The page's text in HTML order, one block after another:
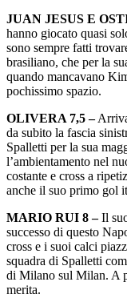
JUAN JESUS E
hanno giocato quasi
sono sempre fatti
brasiliano, che per la
quando mancavano
pochissimo spazio.
OLIVERA 7,5 –
da subito la fascia
Spalletti per la sua
l’ambientamento nel
costante e cross a
anche il suo primo gol
MARIO RUI 8 –Il
successo di questo
cross e i suoi calci
squadra di Spalletti
di Milano sul Milan. A
merita.